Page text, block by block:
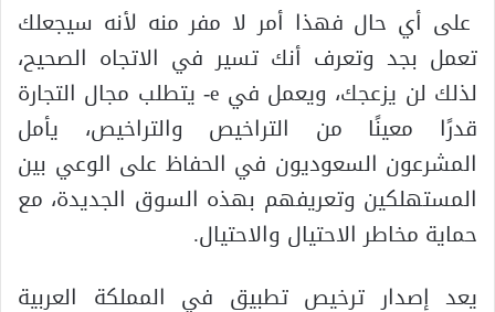
على أي حال فهذا أمر لا مفر منه لأنه سيجعلك
تعمل بجد وتعرف أنك تسير في الاتجاه الصحيح،
لذلك لن يزعجك، ويعمل في e- يتطلب مجال التجارة
قدرًا معينًا من التراخيص والتراخيص، يأمل
المشرعون السعوديون في الحفاظ على الوعي بين
المستهلكين وتعريفهم بهذه السوق الجديدة، مع
حماية مخاطر الاحتيال والاحتيال.
يعد إصدار ترخيص تطبيق في المملكة العربية